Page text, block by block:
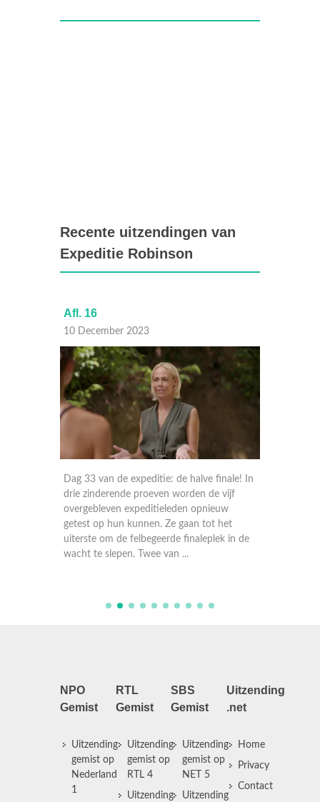
Recente uitzendingen van
Expeditie Robinson
Afl. 16
10 December 2023
Dag 33 van de expeditie: de halve finale! In
drie zinderende proeven worden de vijf
overgebleven expeditieleden opnieuw
getest op hun kunnen. Ze gaan tot het
uiterste om de felbegeerde finaleplek in de
wacht te slepen. Twee van ...
NPO
Gemist
Uitzending
gemist op
Nederland
1
RTL
Gemist
Uitzending
gemist op
RTL 4
Uitzending
SBS
Gemist
Uitzending
gemist op
NET 5
Uitzending
Uitzending
.net
Home
Privacy
Contact